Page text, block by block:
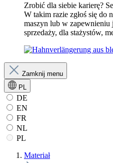
Zrobić dla siebie karierę?
W takim razie zgłoś się do
maszyn lub w
sprzedaży, dla stażystów,
Zamknij menu
PL
DE
EN
FR
NL
PL
Materiał